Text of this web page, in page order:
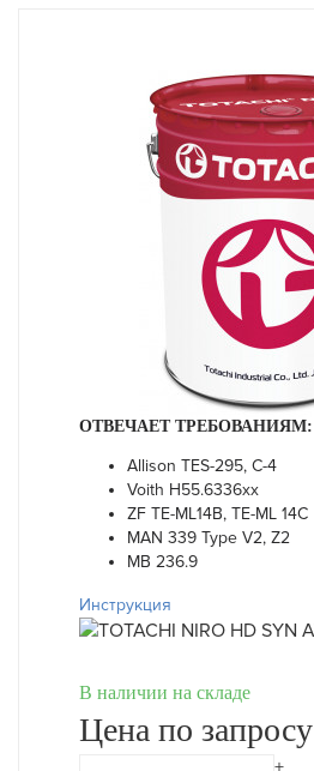
ОТВЕЧАЕТ ТРЕБОВАНИЯМ:
Allison TES-295, С-4
Voith H55.6336xx
ZF TE-ML14B, TE-ML 14C
MAN 339 Type V2, Z2
MB 236.9
Инструкция
В наличии на складе
Цена по запросу